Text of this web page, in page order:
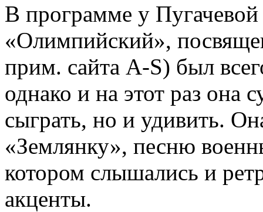
В программе у Пугачевой
«Олимпийский»,
прим. сайта A-S) был
однако и на этот раз она
сыграть, но и удивить.
«Землянку», песню
котором слышались и
акценты.